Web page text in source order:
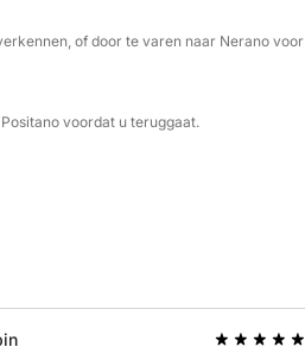
het af te maken, geniet u van
en handgemaakte cocktails. Of u
gewoon aan boord te
op de Middellandse Zee.
of door te varen naar Nerano voor
voordat u teruggaat.